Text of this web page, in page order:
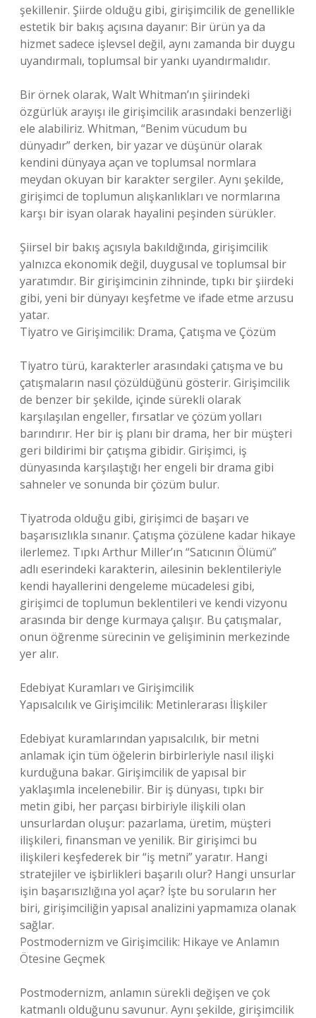
şekillenir. Şiirde olduğu gibi, girişimcilik de genellikle
estetik bir bakış açısına dayanır: Bir ürün ya da
hizmet sadece işlevsel değil, aynı zamanda bir duygu
uyandırmalı, toplumsal bir yankı uyandırmalıdır.
Bir örnek olarak, Walt Whitman’ın şiirindeki
özgürlük arayışı ile girişimcilik arasındaki benzerliği
ele alabiliriz. Whitman, “Benim vücudum bu
dünyadır” derken, bir yazar ve düşünür olarak
kendini dünyaya açan ve toplumsal normlara
meydan okuyan bir karakter sergiler. Aynı şekilde,
girişimci de toplumun alışkanlıkları ve normlarına
karşı bir isyan olarak hayalini peşinden sürükler.
Şiirsel bir bakış açısıyla bakıldığında, girişimcilik
yalnızca ekonomik değil, duygusal ve toplumsal bir
yaratımdır. Bir girişimcinin zihninde, tıpkı bir şiirdeki
gibi, yeni bir dünyayı keşfetme ve ifade etme arzusu
yatar.
Tiyatro ve Girişimcilik: Drama, Çatışma ve Çözüm
Tiyatro türü, karakterler arasındaki çatışma ve bu
çatışmaların nasıl çözüldüğünü gösterir. Girişimcilik
de benzer bir şekilde, içinde sürekli olarak
karşılaşılan engeller, fırsatlar ve çözüm yolları
barındırır. Her bir iş planı bir drama, her bir müşteri
geri bildirimi bir çatışma gibidir. Girişimci, iş
dünyasında karşılaştığı her engeli bir drama gibi
sahneler ve sonunda bir çözüm bulur.
Tiyatroda olduğu gibi, girişimci de başarı ve
başarısızlıkla sınanır. Çatışma çözülene kadar hikaye
ilerlemez. Tıpkı Arthur Miller’ın “Satıcının Ölümü”
adlı eserindeki karakterin, ailesinin beklentileriyle
kendi hayallerini dengeleme mücadelesi gibi,
girişimci de toplumun beklentileri ve kendi vizyonu
arasında bir denge kurmaya çalışır. Bu çatışmalar,
onun öğrenme sürecinin ve gelişiminin merkezinde
yer alır.
Edebiyat Kuramları ve Girişimcilik
Yapısalcılık ve Girişimcilik: Metinlerarası İlişkiler
Edebiyat kuramlarından yapısalcılık, bir metni
anlamak için tüm öğelerin birbirleriyle nasıl ilişki
kurduğuna bakar. Girişimcilik de yapısal bir
yaklaşımla incelenebilir. Bir iş dünyası, tıpkı bir
metin gibi, her parçası birbiriyle ilişkili olan
unsurlardan oluşur: pazarlama, üretim, müşteri
ilişkileri, finansman ve yenilik. Bir girişimci bu
ilişkileri keşfederek bir “iş metni” yaratır. Hangi
stratejiler ve işbirlikleri başarılı olur? Hangi unsurlar
işin başarısızlığına yol açar? İşte bu soruların her
biri, girişimciliğin yapısal analizini yapmamıza olanak
sağlar.
Postmodernizm ve Girişimcilik: Hikaye ve Anlamın
Ötesine Geçmek
Postmodernizm, anlamın sürekli değişen ve çok
katmanlı olduğunu savunur. Aynı şekilde, girişimcilik